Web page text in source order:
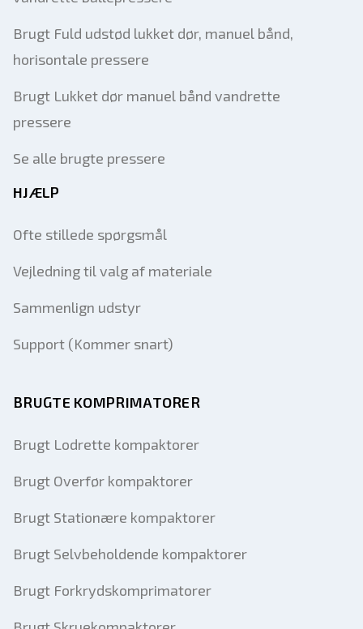
Brugt Fuld udstød lukket dør, manuel bånd,
horisontale pressere
Brugt Lukket dør manuel bånd vandrette
pressere
Se alle brugte pressere
HJÆLP
Ofte stillede spørgsmål
Vejledning til valg af materiale
Sammenlign udstyr
Support (Kommer snart)
BRUGTE KOMPRIMATORER
Brugt Lodrette kompaktorer
Brugt Overfør kompaktorer
Brugt Stationære kompaktorer
Brugt Selvbeholdende kompaktorer
Brugt Forkrydskomprimatorer